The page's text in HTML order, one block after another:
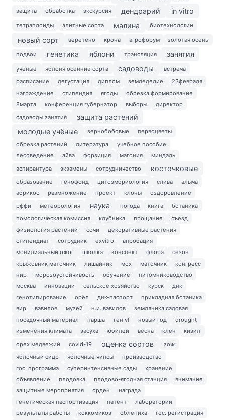
защита обработка экскурсия дендрарий in vitro
тетраплоиды элитные сорта малина биотехнологии
новый сорт веретено крона агрофорум золотая осень
подвои генетика яблони трансляция занятия
ученые яблоня осенние сорта садоводы
встреча
расписание
дегустация диплом земледелие
23февраля
награждение
стипендия ягоды
обрезка формирование
8марта
конференция губернатор выборы
директор
садоводы занятия
защита растений
молодые учёные
зернобобовые
первоцветы
обрезка растений
литература
учебное пособие
лесоведение
айва форзиция магония
миндаль
аспирантура
экзамены сотрудничество косточковые
образование генофонд цитоэмбриология слива
алыча
абрикос
размножение проект клоны
оздоровление
рффи
метеорология наука погода книга
ботаника
помологическая комиссия
клубника прощание
съезд
физиология растений
сочи
декоративные растения
стипендиат
сотрудник exvitro
апробация
монилиальный ожог
школка конспект флора
сезон
крыжовник маточник
лишайник мох маточник
конгресс
нир
морозоустойчивость обучение
питомниководство
москва
инновации сельское хозяйство курск
днк
генотипирование
орёл днк-паспорт
прикладная ботаника
вир
вавилов музей н.и. вавилов
земляника садовая
посадочный материал
парша ген vf новый год
drought
изменения климата
засуха юбилей весна клён
кизил
орех медвежий
covid-19 оценка сортов
зож
яблочный сидр
яблочные чипсы
производство
гос. программа
суперинтенсивные сады
хранение
объявление
плодовка плодово-ягодная станция
внимание
защитные мероприятия
орден
награда
генетическая паспортизация
патент
лаборатории
результаты работы
коккомикоз облепиха
гос. регистрация